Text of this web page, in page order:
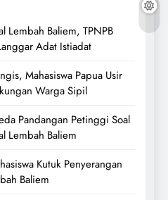
Lembah Baliem, TPNPB
Adat Istiadat
Mahasiswa Papua Usir
Warga Sipil
Pandangan Petinggi Soal
Lembah Baliem
Kutuk Penyerangan
Baliem